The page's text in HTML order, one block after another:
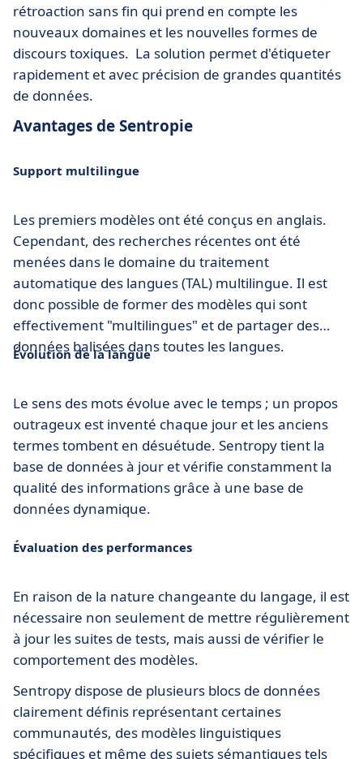
rétroaction sans fin qui prend en compte les
nouveaux domaines et les nouvelles formes de
discours toxiques. La solution permet d'étiqueter
rapidement et avec précision de grandes quantités
de données.
Avantages de Sentropie
Support multilingue
Les premiers modèles ont été conçus en anglais.
Cependant, des recherches récentes ont été
menées dans le domaine du traitement
automatique des langues (TAL) multilingue. Il est
donc possible de former des modèles qui sont
effectivement "multilingues" et de partager des
données balisées dans toutes les langues.
Évolution de la langue
Le sens des mots évolue avec le temps ; un propos
outrageux est inventé chaque jour et les anciens
termes tombent en désuétude. Sentropy tient la
base de données à jour et vérifie constamment la
qualité des informations grâce à une base de
données dynamique.
Évaluation des performances
En raison de la nature changeante du langage, il est
nécessaire non seulement de mettre régulièrement
à jour les suites de tests, mais aussi de vérifier le
comportement des modèles.
Sentropy dispose de plusieurs blocs de données
clairement définis représentant certaines
communautés, des modèles linguistiques
spécifiques et même des sujets sémantiques tels